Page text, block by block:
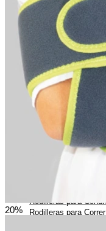
Hombreras
Miembro Inferior
Rodilleras
Rodilleras Articuladas
Rodilleras con flejes
Rodilleras de
Rodilleras Deportivas
Rodilleras
Rodilleras para Artrosis
Rodilleras para Bursitis
Rodilleras para
Rodilleras para Correr
Rodilleras para
20%